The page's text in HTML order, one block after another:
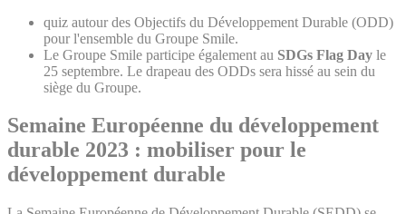
quiz autour des Objectifs du Développement Durable (ODD)
pour l'ensemble du Groupe Smile.
Le Groupe Smile participe également au SDGs Flag Day le
25 septembre. Le drapeau des ODDs sera hissé au sein du
siège du Groupe.
Semaine Européenne du développement
durable 2023 : mobiliser pour le
développement durable